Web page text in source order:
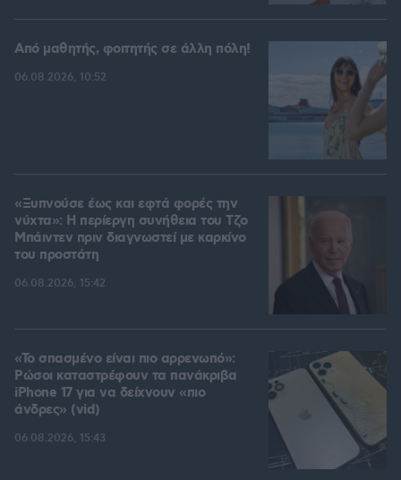
Από μαθητής, φοιτητής σε άλλη πόλη!
06.08.2026, 10:52
«Ξυπνούσε έως και εφτά φορές την
νύχτα»: Η περίεργη συνήθεια του Τζο
Μπάιντεν πριν διαγνωστεί με καρκίνο
του προστάτη
06.08.2026, 15:42
«Το σπασμένο είναι πιο αρρενωπό»:
Ρώσοι καταστρέφουν τα πανάκριβα
iPhone 17 για να δείχνουν «πιο
άνδρες» (vid)
06.08.2026, 15:43